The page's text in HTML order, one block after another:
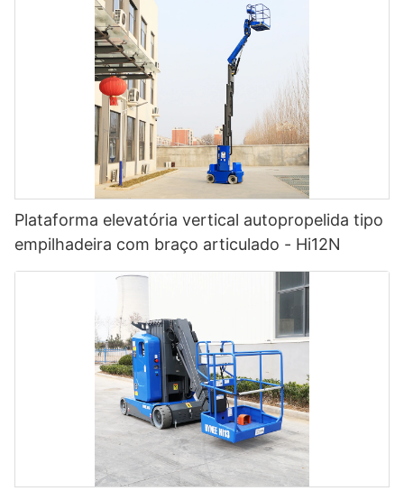
Plataforma elevatória vertical autopropelida tipo
empilhadeira com braço articulado - Hi12N